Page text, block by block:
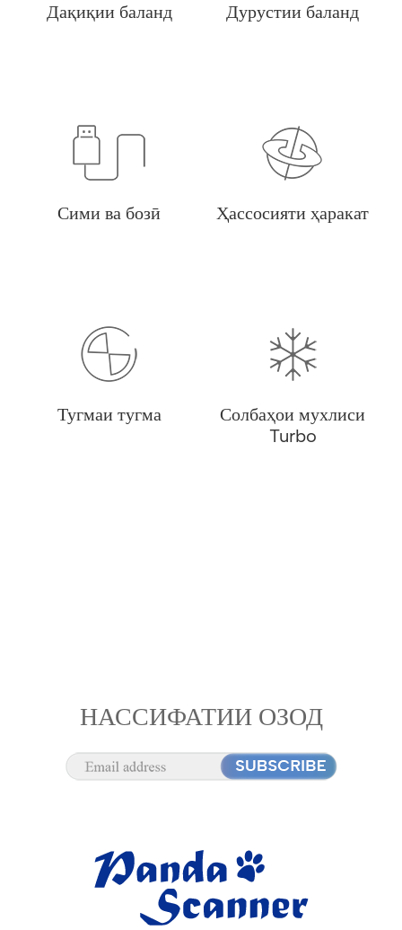
Дақиқии баланд Дурустии баланд
Сими ва бозӣ Ҳассосияти ҳаракат
Тугмаи тугма
Солбаҳои мухлиси
Turbo
НАССИФАТИИ ОЗОД